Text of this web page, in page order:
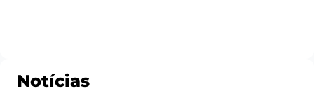
Notícias